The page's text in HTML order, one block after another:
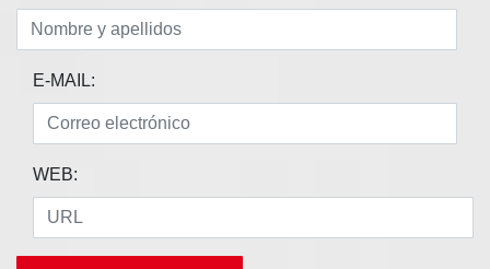
E-MAIL:
WEB: